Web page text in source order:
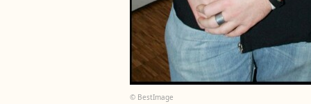
© BestImage